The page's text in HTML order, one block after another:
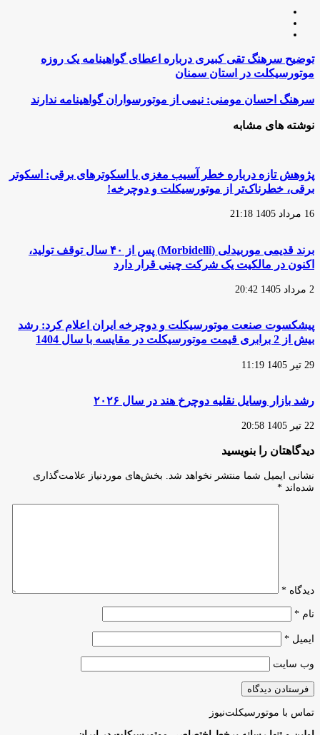
توضیح
سرهنگ
تقی
درباره
گواهینامه
موتورسیکلت
در
استان
توضیح سرهنگ تقی کبیری درباره اعطای گواهینامه یک روزه
موتورسیکلت در استان سمنان
سرهنگ
احسان
مومنی:
نیمی
گواهینامه
ندارند
سرهنگ احسان مومنی: نیمی از موتورسواران گواهینامه ندارند
نوشته های مشابه
پژوهش تازه درباره خطر آسیب مغزی با اسکوترهای برقی: اسکوتر
برقی، خطرناک‌تر از موتورسیکلت و دوچرخه!
16 مرداد 1405 21:18
برند قدیمی موربیدلی (Morbidelli) پس از ۴۰ سال توقف تولید،
اکنون در مالکیت یک شرکت چینی قرار دارد
2 مرداد 1405 20:42
پیشکسوت صنعت موتورسیکلت و دوچرخه ایران اعلام کرد: رشد
بیش از 2 برابری قیمت موتورسیکلت در مقایسه با سال 1404
29 تیر 1405 11:19
رشد بازار وسایل نقلیه دوچرخ هند در سال ۲۰۲۶
22 تیر 1405 20:58
دیدگاهتان را بنویسید
نشانی ایمیل شما منتشر نخواهد شد. بخش‌های موردنیاز علامت‌گذاری
شده‌اند *
دیدگاه *
نام *
ایمیل *
وب‌ سایت
تماس با موتورسیکلت‌نیوز